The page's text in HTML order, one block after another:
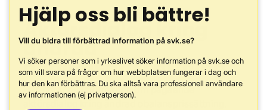
Aktörsdialog kring
ändrad
obalansprissättning
Här hittar du information om pågående
aktörsdialog kring ändrad obalansprissättning.
Hjälp oss bli bättre!
Vill du bidra till förbättrad information på svk.se?
Vi söker personer som i yrkeslivet söker information på svk.se och
som vill svara på frågor om hur webbplatsen fungerar i dag och
hur den kan förbättras. Du ska alltså vara professionell användare
av informationen (ej privatperson).